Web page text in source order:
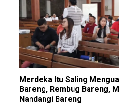
Merdeka Itu Saling
Bareng, Rembug Bareng,
Nandangi Bareng